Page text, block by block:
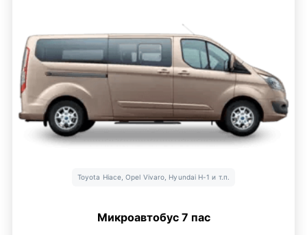
Toyota Hiace, Opel Vivaro, Hyundai H-1 и т.п.
Микроавтобус 7 пас